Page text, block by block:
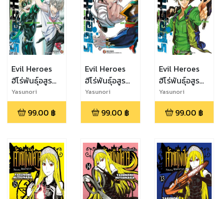
Evil Heroes
ฮีโร่พันธุ์อสูร
เล่ม 4 (จบ)
Yasunori
Mitsunaga,Yoshi
mitsu Iruka
99.00 ฿
Evil Heroes
ฮีโร่พันธุ์อสูร
เล่ม 1
Yasunori
Mitsunaga,Yoshi
mitsu Iruka
99.00 ฿
Evil Heroes
ฮีโร่พันธุ์อสูร
เล่ม 2
Yasunori
Mitsunaga,Yoshi
mitsu Iruka
99.00 ฿